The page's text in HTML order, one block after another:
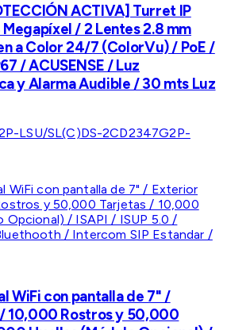
ACTIVA] Turret IP
/ 2 Lentes 2.8 mm
a Color 24/7 (ColorVu) / PoE /
/ ACUSENSE / Luz
y Alarma Audible / 30 mts Luz
LSU/SL(C)DS-2CD2347G2P-
WiFi con pantalla de 7" /
10,000 Rostros y 50,000